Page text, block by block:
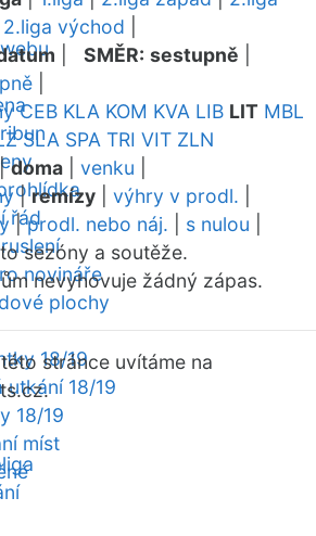
řád
novináře
plochy
18/19
utkání 18/19
18/19
míst
2.liga východ
SMĚR: sestupně
CEB KLA KOM KVA LIB LIT MBL
SLA SPA TRI VIT ZLN
doma venku
|remízy výhry v prodl.
|prodl. nebo náj. s nulou
sezóny a soutěže.
nevyhovuje žádný zápas.
stránce uvítáme na